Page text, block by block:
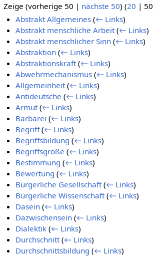
Zeige (vorherige 50 | nächste 50) (20 | 50
Abstrakt Allgemeines (← Links)
Abstrakt menschliche Arbeit (← Links)
Abstrakt menschlicher Sinn (← Links)
Abstraktion (← Links)
Abstraktionskraft (← Links)
Abwehrmechanismus (← Links)
Allgemeinheit (← Links)
Antideutsche (← Links)
Armut (← Links)
Barbarei (← Links)
Begriff (← Links)
Begriffsbildung (← Links)
Begriffsgröße (← Links)
Bestimmung (← Links)
Bewertung (← Links)
Bürgerliche Gesellschaft (← Links)
Bürgerliche Wissenschaft (← Links)
Dasein (← Links)
Dazwischensein (← Links)
Dialektik (← Links)
Durchschnitt (← Links)
Durchschnittsbildung (← Links)